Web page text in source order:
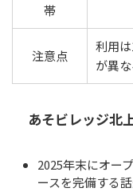
帯
注意点
利用
が異
あそビレッジ北
2025年末にオー
ースを完備する